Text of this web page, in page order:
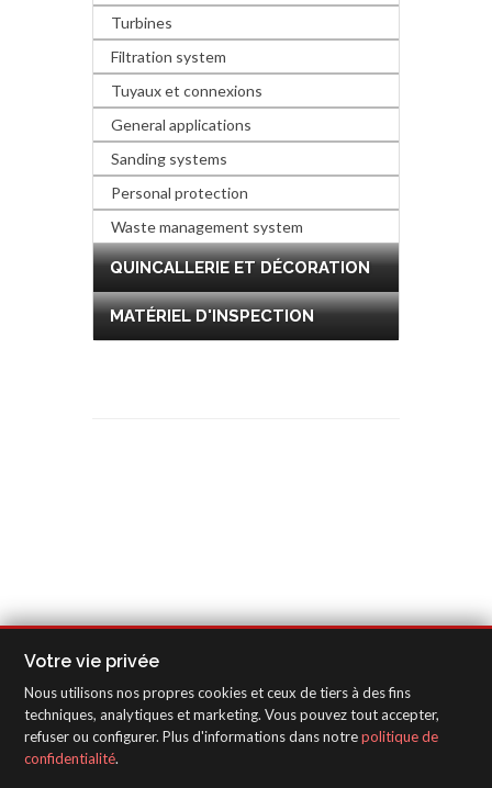
Turbines
Filtration system
Tuyaux et connexions
General applications
Sanding systems
Personal protection
Waste management system
QUINCALLERIE ET DÉCORATION
MATÉRIEL D'INSPECTION
Votre vie privée
Nous utilisons nos propres cookies et ceux de tiers à des fins
techniques, analytiques et marketing. Vous pouvez tout accepter,
refuser ou configurer. Plus d'informations dans notrepolitique de
confidentialité.